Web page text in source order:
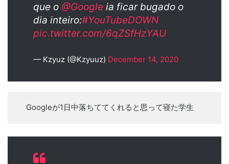
que o @Google ia ficar bugado o
dia inteiro:#YouTubeDOWN
pic.twitter.com/6qZSfHzYAU
— Kzyuz (@Kzyuuz) December 14, 2020
Googleが1日中落ちててくれると思って寝た学生